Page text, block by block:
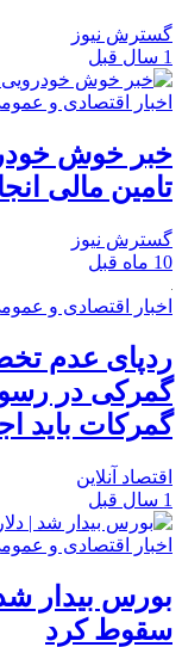
گسترش نیوز
1 سال قبل
اخبار اقتصادی و
خبر خوش
تامین مالی
گسترش نیوز
10 ماه قبل
اخبار اقتصادی و
ردپای عدم
گمرکی در
گمرکات باید
اقتصاد آنلاین
1 سال قبل
اخبار اقتصادی و
بورس بیدار
سقوط کرد